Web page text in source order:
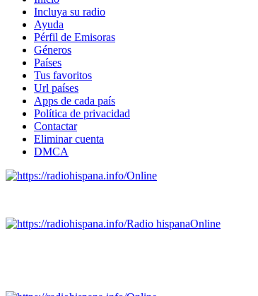
Incluya su radio
Ayuda
Pérfil de Emisoras
Géneros
Países
Tus favoritos
Url países
Apps de cada país
Política de privacidad
Contactar
Eliminar cuenta
DMCA
Online
Radio hispanaOnline